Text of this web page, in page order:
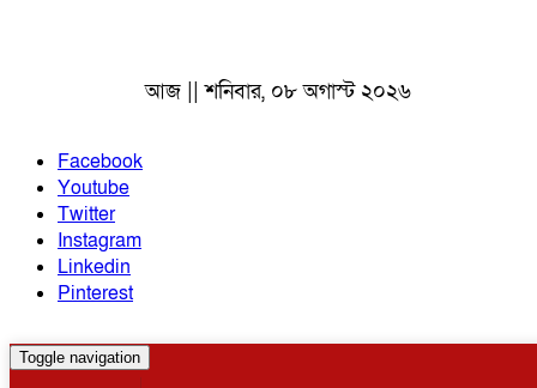
আজ || শনিবার, ০৮ অগাস্ট ২০২৬
Facebook
Youtube
Twitter
Instagram
Linkedin
Pinterest
Toggle navigation